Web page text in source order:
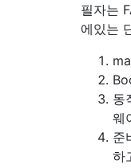
필자는
에있는
동
웨
준
하